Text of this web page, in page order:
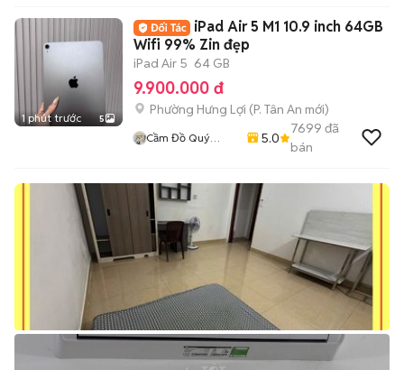
1 phút trước 5
iPad Air 5 M1 10.9 inch 64GB
Wifi 99% Zin đẹp
iPad Air 5 64 GB
9.900.000 đ
Phường Hưng Lợi (P. Tân An mới)
Cầm Đồ Quý
5.0
7699 đã
bán